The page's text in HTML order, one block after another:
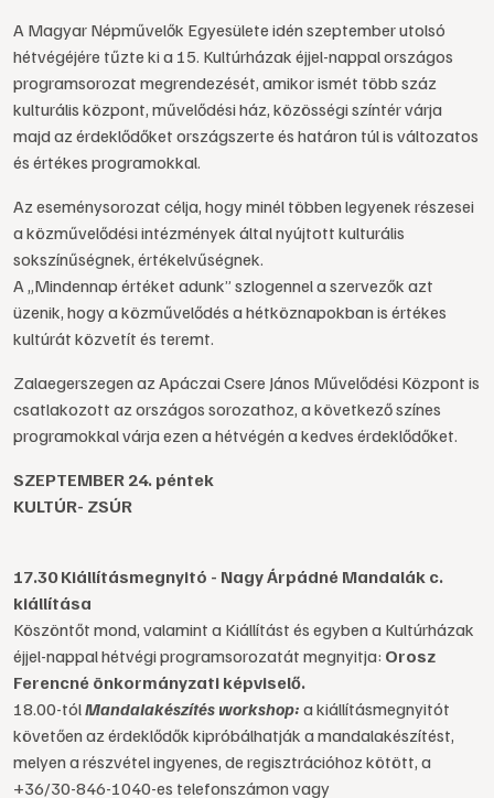
A Magyar Népművelők Egyesülete idén szeptember utolsó
hétvégéjére tűzte ki a 15. Kultúrházak éjjel-nappal országos
programsorozat megrendezését, amikor ismét több száz
kulturális központ, művelődési ház, közösségi színtér várja
majd az érdeklődőket országszerte és határon túl is változatos
és értékes programokkal.
Az eseménysorozat célja, hogy minél többen legyenek részesei
a közművelődési intézmények által nyújtott kulturális
sokszínűségnek, értékelvűségnek.
A „Mindennap értéket adunk” szlogennel a szervezők azt
üzenik, hogy a közművelődés a hétköznapokban is értékes
kultúrát közvetít és teremt.
Zalaegerszegen az Apáczai Csere János Művelődési Központ is
csatlakozott az országos sorozathoz, a következő színes
programokkal várja ezen a hétvégén a kedves érdeklődőket.
SZEPTEMBER 24. péntek
KULTÚR- ZSÚR
17.30 Kiállításmegnyitó - Nagy Árpádné Mandalák c.
kiállítása
Köszöntőt mond, valamint a Kiállítást és egyben a Kultúrházak
éjjel-nappal hétvégi programsorozatát megnyitja: Orosz
Ferencné önkormányzati képviselő.
18.00-tólMandalakészítés workshop: a kiállításmegnyitót
követően az érdeklődők kipróbálhatják a mandalakészítést,
melyen a részvétel ingyenes, de regisztrációhoz kötött, a
+36/30-846-1040-es telefonszámon vagy